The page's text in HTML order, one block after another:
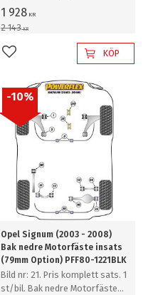
kontollarm Fram bussning
1 928 KR
2 143KR
Lägg till i favoriterKÖP
Opel Signum (2003 - 2008)
Bak nedre Motorfäste insats
(79mm Option) PFF80-1221BLK
Bild nr: 21. Pris komplett sats. 1
st/bil. Bak nedre Motorfäste
10%